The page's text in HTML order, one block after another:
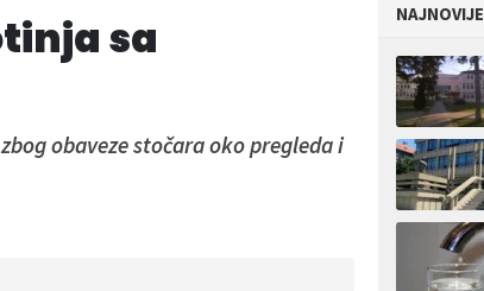
sa
obaveze stočara oko pregleda i
NAJNOVIJE